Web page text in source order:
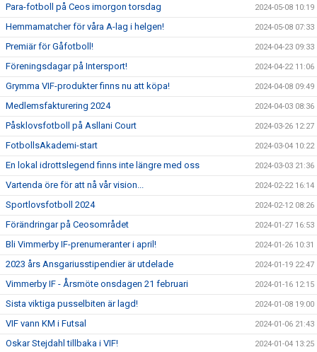
Para-fotboll på Ceos imorgon torsdag 2024-05-08 10:19
Hemmamatcher för våra A-lag i helgen! 2024-05-08 07:33
Premiär för Gåfotboll! 2024-04-23 09:33
Föreningsdagar på Intersport! 2024-04-22 11:06
Grymma VIF-produkter finns nu att köpa! 2024-04-08 09:49
Medlemsfakturering 2024 2024-04-03 08:36
Påsklovsfotboll på Asllani Court 2024-03-26 12:27
FotbollsAkademi-start 2024-03-04 10:22
En lokal idrottslegend finns inte längre med oss 2024-03-03 21:36
Vartenda öre för att nå vår vision... 2024-02-22 16:14
Sportlovsfotboll 2024 2024-02-12 08:26
Förändringar på Ceosområdet 2024-01-27 16:53
Bli Vimmerby IF-prenumeranter i april! 2024-01-26 10:31
2023 års Ansgariusstipendier är utdelade 2024-01-19 22:47
Vimmerby IF - Årsmöte onsdagen 21 februari 2024-01-16 12:15
Sista viktiga pusselbiten är lagd! 2024-01-08 19:00
VIF vann KM i Futsal 2024-01-06 21:43
Oskar Stejdahl tillbaka i VIF! 2024-01-04 13:25